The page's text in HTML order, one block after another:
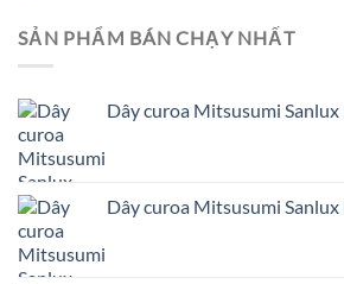
SẢN PHẨM BÁN CHẠY NHẤT
Dây curoa Mitsusumi
Dây curoa Mitsusumi